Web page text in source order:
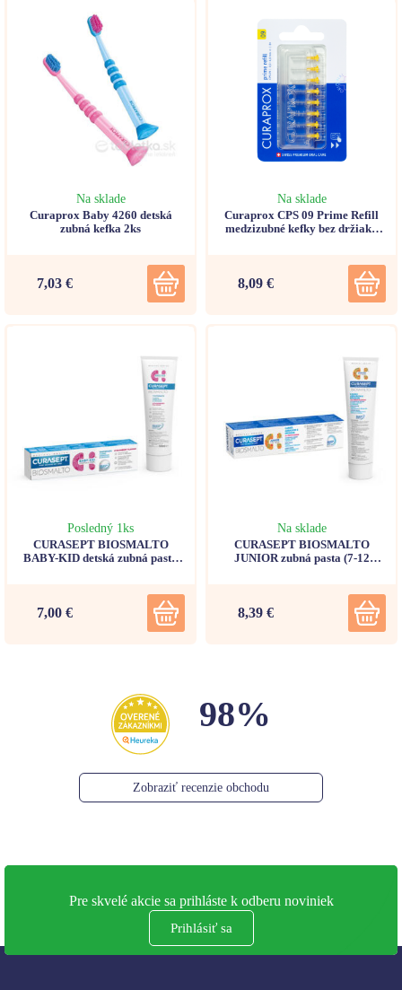
Na sklade
Curaprox Baby 4260 detská
zubná kefka 2ks
7,03 €
Na sklade
Curaprox CPS 09 Prime Refill
medzizubné kefky bez držiaka
8,09 €
Posledný 1ks
CURASEPT BIOSMALTO
BABY-KID detská zubná pasta
7,00 €
Na sklade
CURASEPT BIOSMALTO
JUNIOR zubná pasta (7-12
8,39 €
98%
Zobraziť recenzie obchodu
Pre skvelé akcie sa prihláste k odberu noviniek
Prihlásiť sa